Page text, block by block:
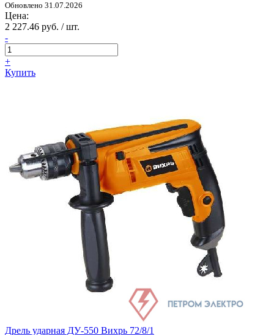
Обновлено 31.07.2026
Цена:
2 227.46 руб. / шт.
-
+
Купить
Дрель ударная ДУ-550 Вихрь 72/8/1